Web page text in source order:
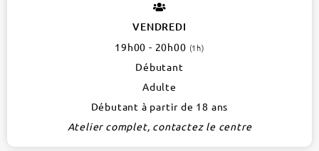
VENDREDI
19h00 - 20h00 (1h)
Débutant
Adulte
Débutant à partir de 18 ans
Atelier complet, contactez le centre